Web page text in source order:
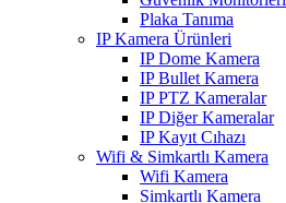
Plaka Tanıma
IP Kamera Ürünleri
IP Dome Kamera
IP Bullet Kamera
IP PTZ Kameralar
IP Diğer Kameralar
IP Kayıt Cıhazı
Wifi & Simkartlı Kamera
Wifi Kamera
Simkartlı Kamera